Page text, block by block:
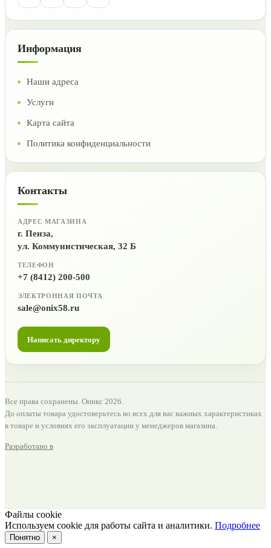
Информация
Наши адреса
Услуги
Карта сайта
Политика конфиденциальности
Контакты
АДРЕС МАГАЗИНА
г. Пенза,
ул. Коммунистическая, 32 Б
ТЕЛЕФОН
+7 (8412) 200-500
ЭЛЕКТРОННАЯ ПОЧТА
sale@onix58.ru
Написать директору
Все права сохранены. Оникс 2026.
До оплаты товара удостоверьтесь во всех для вас важных характеристиках
в товаре и условиях его эксплуатации у менеджеров магазина.
Разработано в
Файлы cookie
Используем cookie для работы сайта и аналитики. Подробнее
Понятно ×